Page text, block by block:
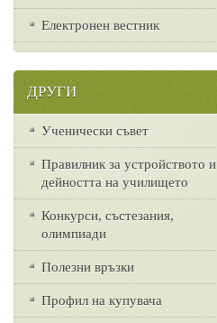
Електронен вестник
ДРУГИ
Ученически съвет
Правилник за устройството и
дейността на училището
Конкурси, състезания,
олимпиади
Полезни връзки
Профил на купувача